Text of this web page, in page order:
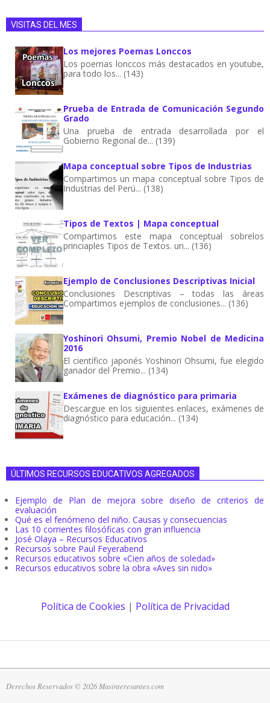
VISITAS DEL MES
Los mejores Poemas Lonccos
Los poemas lonccos más destacados en youtube,
para todo los... (143)
Prueba de Entrada de Comunicación Segundo
Grado
Una prueba de entrada desarrollada por el
Gobierno Regional de... (139)
Mapa conceptual sobre Tipos de Industrias
Compartimos un mapa conceptual sobre Tipos de
Industrias del Perú... (138)
Tipos de Textos | Mapa conceptual
Compartimos este mapa conceptual sobrelos
princiaples Tipos de Textos. un... (136)
Ejemplo de Conclusiones Descriptivas Inicial
Conclusiones Descriptivas – todas las áreas
Compartimos ejemplos de conclusiones... (136)
Yoshinori Ohsumi, Premio Nobel de Medicina
2016
El científico japonés Yoshinori Ohsumi, fue elegido
ganador del Premio... (134)
Exámenes de diagnóstico para primaria
Descargue en los siguientes enlaces, exámenes de
diagnóstico para educación... (134)
ÚLTIMOS RECURSOS EDUCATIVOS AGREGADOS
Ejemplo de Plan de mejora sobre diseño de criterios de
evaluación
Qué es el fenómeno del niño. Causas y consecuencias
Las 10 corrientes filosóficas con gran influencia
José Olaya – Recursos Educativos
Recursos sobre Paul Feyerabend
Recursos educativos sobre «Cien años de soledad»
Recursos educativos sobre la obra «Aves sin nido»
Política de Cookies | Política de Privacidad
Derechos Reservados © 2026 Masinteresantes.com